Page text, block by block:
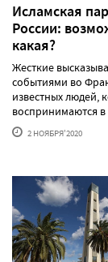
Исламская
России:
какая?
Жесткие
событиями во
известных людей,
воспринимаются в
2 НОЯБРЯ'2020